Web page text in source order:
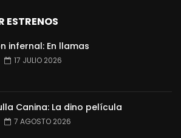
ESTRENOS
infernal: En llamas
17 JULIO 2026
Canina: La dino película
7 AGOSTO 2026